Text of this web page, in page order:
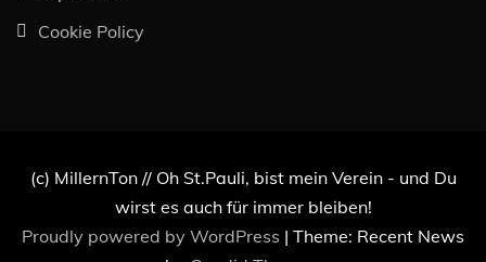
Cookie Policy
(c) MillernTon // Oh St.Pauli, bist mein Verein - und Du
wirst es auch für immer bleiben!
Proudly powered by WordPress | Theme: Recent News